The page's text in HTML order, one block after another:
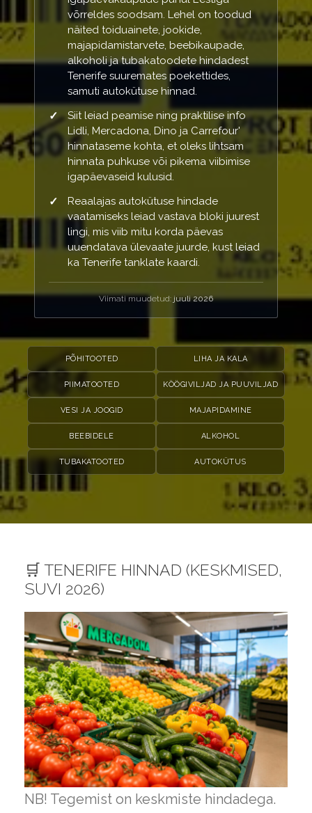
võrreldes soodsam. Lehel on toodud
näited toiduainete, jookide,
majapidamistarvete, beebikaupade,
alkoholi ja tubakatoodete hindadest
Tenerife suuremates poekettides,
samuti autokütuse hinnad.
Siit leiad peamise ning praktilise info
Lidli, Mercadona, Dino ja Carrefour'
hinnataseme kohta, et oleks lihtsam
hinnata puhkuse või pikema viibimise
igapäevaseid kulusid.
Reaalajas autokütuse hindade
vaatamiseks leiad vastava bloki juurest
lingi, mis viib mitu korda päevas
uuendatava ülevaate juurde, kust leiad
ka Tenerife tanklate kaardi.
Viimati muudetud: juuli 2026
PÕHITOOTED LIHA JA KALA
PIIMATOOTED KÖÖGIVILJAD JA PUUVILJAD
VESI JA JOOGID MAJAPIDAMINE
BEEBIDELE ALKOHOL
TUBAKATOOTED AUTOKÜTUS
🛒 TENERIFE HINNAD (KESKMISED,
SUVI 2026)
NB! Tegemist on keskmiste hindadega.